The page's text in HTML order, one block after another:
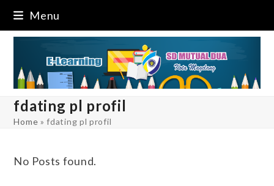
content
Menu
fdating pl profil
Home »fdating pl profil
No Posts found.